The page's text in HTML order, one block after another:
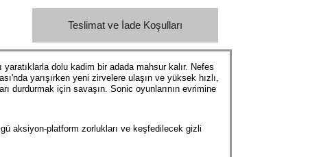
Teslimat ve İade Koşulları
dolu kadim bir adada mahsur kalır. Nefes
yarışırken yeni zirvelere ulaşın ve yüksek hızlı,
durdurmak için savaşın. Sonic oyunlarının evrimine
aksiyon-platform zorlukları ve keşfedilecek gizli